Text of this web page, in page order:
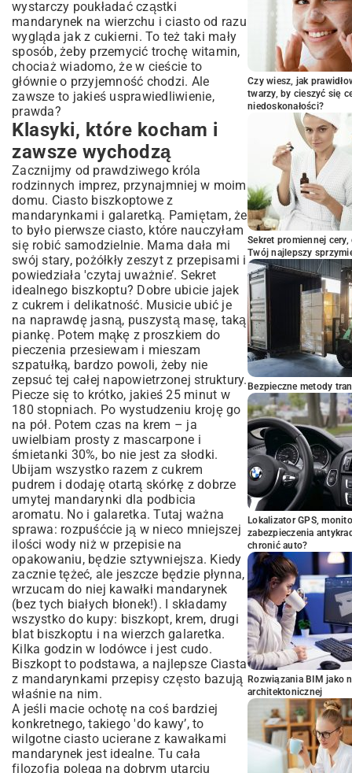
wystarczy poukładać cząstki
mandarynek na wierzchu i ciasto od razu
wygląda jak z cukierni. To też taki mały
sposób, żeby przemycić trochę witamin,
chociaż wiadomo, że w cieście to
głównie o przyjemność chodzi. Ale
zawsze to jakieś usprawiedliwienie,
prawda?
Klasyki, które kocham i
zawsze wychodzą
Zacznijmy od prawdziwego króla
rodzinnych imprez, przynajmniej w moim
domu. Ciasto biszkoptowe z
mandarynkami i galaretką. Pamiętam, że
to było pierwsze ciasto, które nauczyłam
się robić samodzielnie. Mama dała mi
swój stary, pożółkły zeszyt z przepisami i
powiedziała 'czytaj uważnie’. Sekret
idealnego biszkoptu? Dobre ubicie jajek
z cukrem i delikatność. Musicie ubić je
na naprawdę jasną, puszystą masę, taką
piankę. Potem mąkę z proszkiem do
pieczenia przesiewam i mieszam
szpatułką, bardzo powoli, żeby nie
zepsuć tej całej napowietrzonej struktury.
Piecze się to krótko, jakieś 25 minut w
180 stopniach. Po wystudzeniu kroję go
na pół. Potem czas na krem – ja
uwielbiam prosty z mascarpone i
śmietanki 30%, bo nie jest za słodki.
Ubijam wszystko razem z cukrem
pudrem i dodaję otartą skórkę z dobrze
umytej mandarynki dla podbicia
aromatu. No i galaretka. Tutaj ważna
sprawa: rozpuśćcie ją w nieco mniejszej
ilości wody niż w przepisie na
opakowaniu, będzie sztywniejsza. Kiedy
zacznie tężeć, ale jeszcze będzie płynna,
wrzucam do niej kawałki mandarynek
(bez tych białych błonek!). I składamy
wszystko do kupy: biszkopt, krem, drugi
blat biszkoptu i na wierzch galaretka.
Kilka godzin w lodówce i jest cudo.
Biszkopt to podstawa, a najlepsze Ciasta
z mandarynkami przepisy często bazują
właśnie na nim.
A jeśli macie ochotę na coś bardziej
konkretnego, takiego 'do kawy’, to
wilgotne ciasto ucierane z kawałkami
mandarynek jest idealne. Tu cała
filozofia polega na dobrym utarciu
Czy wiesz, jak
twarzy, by cieszyć się
niedoskonałości?
Sekret promiennej
Twój najlepszy
Bezpieczne metody
Lokalizator GPS,
zabezpieczenia
chronić auto?
Rozwiązania BIM jako
architektonicznej